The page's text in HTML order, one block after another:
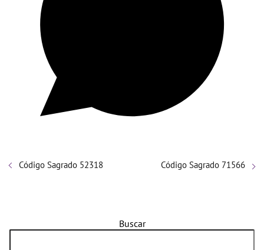
Código Sagrado 52318 Código Sagrado 71566
Buscar